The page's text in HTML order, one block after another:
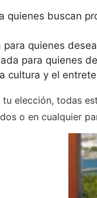
quienes buscan
para quienes
para quienes
cultura y el
tu elección, todas
o en cualquier